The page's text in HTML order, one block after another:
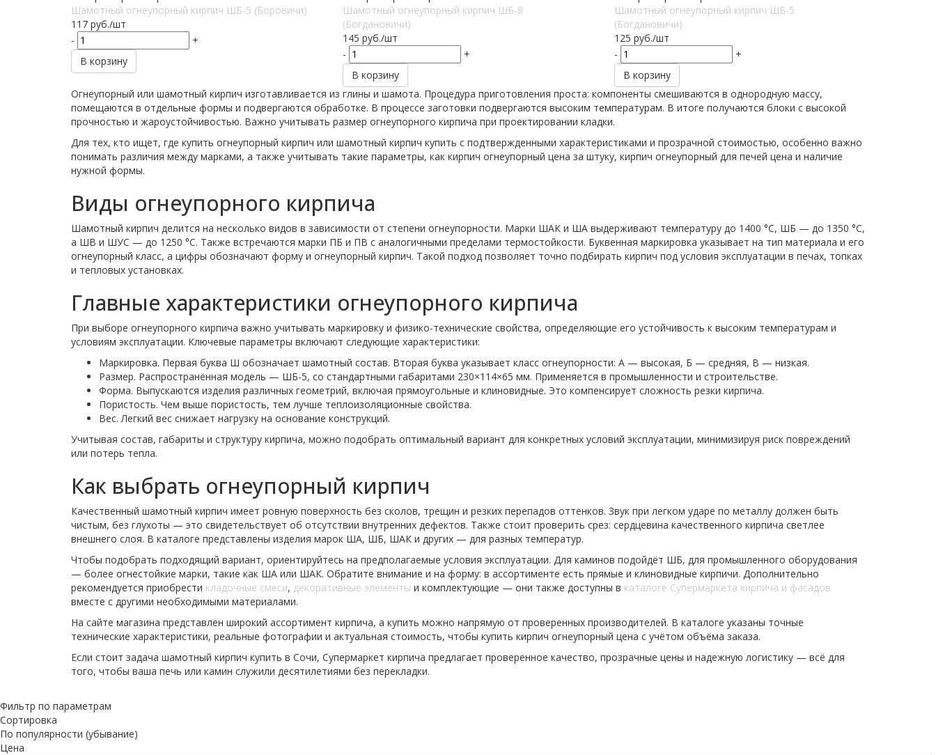
Шамотный огнеупорный кирпич ШБ-5 (Боровичи)
117 руб./шт
-
+
В корзину
Шамотный огнеупорный кирпич ШБ-8
(Богдановичи)
145 руб./шт
-
+
В корзину
Шамотный огнеупорный кирпич ШБ-5
(Богдановичи)
125 руб./шт
-
+
В корзину
Огнеупорный или шамотный кирпич изготавливается из глины и шамота. Процедура приготовления проста: компоненты смешиваются в однородную массу,
помещаются в отдельные формы и подвергаются обработке. В процессе заготовки подвергаются высоким температурам. В итоге получаются блоки с высокой
прочностью и жароустойчивостью. Важно учитывать размер огнеупорного кирпича при проектировании кладки.
Для тех, кто ищет, где купить огнеупорный кирпич или шамотный кирпич купить с подтвержденными характеристиками и прозрачной стоимостью, особенно важно
понимать различия между марками, а также учитывать такие параметры, как кирпич огнеупорный цена за штуку, кирпич огнеупорный для печей цена и наличие
нужной формы.
Виды огнеупорного кирпича
Шамотный кирпич делится на несколько видов в зависимости от степени огнеупорности. Марки ШАК и ША выдерживают температуру до 1400 °C, ШБ — до 1350 °C,
а ШВ и ШУС — до 1250 °C. Также встречаются марки ПБ и ПВ с аналогичными пределами термостойкости. Буквенная маркировка указывает на тип материала и его
огнеупорный класс, а цифры обозначают форму и огнеупорный кирпич. Такой подход позволяет точно подбирать кирпич под условия эксплуатации в печах, топках
и тепловых установках.
Главные характеристики огнеупорного кирпича
При выборе огнеупорного кирпича важно учитывать маркировку и физико-технические свойства, определяющие его устойчивость к высоким температурам и
условиям эксплуатации. Ключевые параметры включают следующие характеристики:
Маркировка. Первая буква Ш обозначает шамотный состав. Вторая буква указывает класс огнеупорности: А — высокая, Б — средняя, В — низкая.
Размер. Распространённая модель — ШБ-5, со стандартными габаритами 230×114×65 мм. Применяется в промышленности и строительстве.
Форма. Выпускаются изделия различных геометрий, включая прямоугольные и клиновидные. Это компенсирует сложность резки кирпича.
Пористость. Чем выше пористость, тем лучше теплоизоляционные свойства.
Вес. Легкий вес снижает нагрузку на основание конструкций.
Учитывая состав, габариты и структуру кирпича, можно подобрать оптимальный вариант для конкретных условий эксплуатации, минимизируя риск повреждений
или потерь тепла.
Как выбрать огнеупорный кирпич
Качественный шамотный кирпич имеет ровную поверхность без сколов, трещин и резких перепадов оттенков. Звук при легком ударе по металлу должен быть
чистым, без глухоты — это свидетельствует об отсутствии внутренних дефектов. Также стоит проверить срез: сердцевина качественного кирпича светлее
внешнего слоя. В каталоге представлены изделия марок ША, ШБ, ШАК и других — для разных температур.
Чтобы подобрать подходящий вариант, ориентируйтесь на предполагаемые условия эксплуатации. Для каминов подойдёт ШБ, для промышленного оборудования
— более огнестойкие марки, такие как ША или ШАК. Обратите внимание и на форму: в ассортименте есть прямые и клиновидные кирпичи. Дополнительно
рекомендуется приобрести кладочные смеси, декоративные элементы и комплектующие — они также доступны в каталоге Супермаркета кирпича и фасадов
вместе с другими необходимыми материалами.
На сайте магазина представлен широкий ассортимент кирпича, а купить можно напрямую от проверенных производителей. В каталоге указаны точные
технические характеристики, реальные фотографии и актуальная стоимость, чтобы купить кирпич огнеупорный цена с учётом объёма заказа.
Если стоит задача шамотный кирпич купить в Сочи, Супермаркет кирпича предлагает проверенное качество, прозрачные цены и надежную логистику — всё для
того, чтобы ваша печь или камин служили десятилетиями без перекладки.
Фильтр по параметрам
Сортировка
По популярности (убывание)
Цена